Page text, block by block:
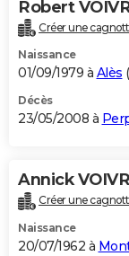
Robert
Créer une
Naissance
01/09/1979 à Alès (
Décès
23/05/2008 à
Annick
Créer une
Naissance
20/07/1962 à